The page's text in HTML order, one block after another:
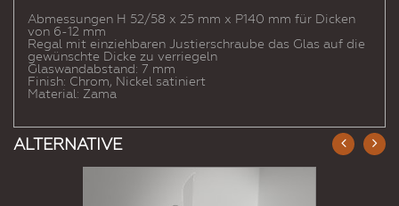
Abmessungen H 52/58 x 25 mm x P140 mm für Dicken
von 6-12 mm
Regal mit einziehbaren Justierschraube das Glas auf die
gewünschte Dicke zu verriegeln
Glaswandabstand: 7 mm
Finish: Chrom, Nickel satiniert
Material: Zama
ALTERNATIVE